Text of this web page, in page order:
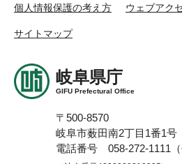
個人情報保護の考え方 ウェブアク
サイトマップ
岐阜県庁
GIFU Prefectural Office
〒500-8570
岐阜市薮田南2丁目1番1号
電話番号 058-272-1111（